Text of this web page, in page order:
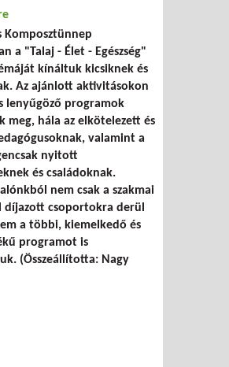
eredményhirdetés és beszámoló
Komposztünnep
a "Talaj - Élet - Egészség"
kínáltuk kicsiknek és
Az ajánlott aktivitásokon
lenyűgöző programok
meg, hála az elkötelezett és
valamint a
nyitott
és családoknak.
nem csak a szakmai
díjazott csoportokra derül
a többi, kiemelkedő és
programot is
(Összeállította: Nagy